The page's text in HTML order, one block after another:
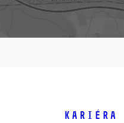
Kariéra